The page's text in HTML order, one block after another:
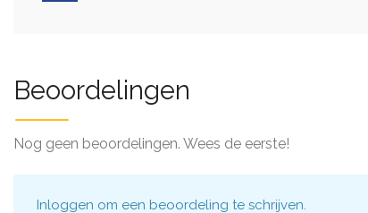
Beoordelingen
Nog geen beoordelingen. Wees de eerste!
Inloggen om een beoordeling te schrijven.